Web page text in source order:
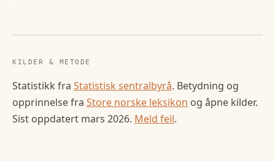
KILDER & METODE
Statistikk fra Statistisk sentralbyrå. Betydning og
opprinnelse fra Store norske leksikon og åpne kilder.
Sist oppdatert mars 2026. Meld feil.